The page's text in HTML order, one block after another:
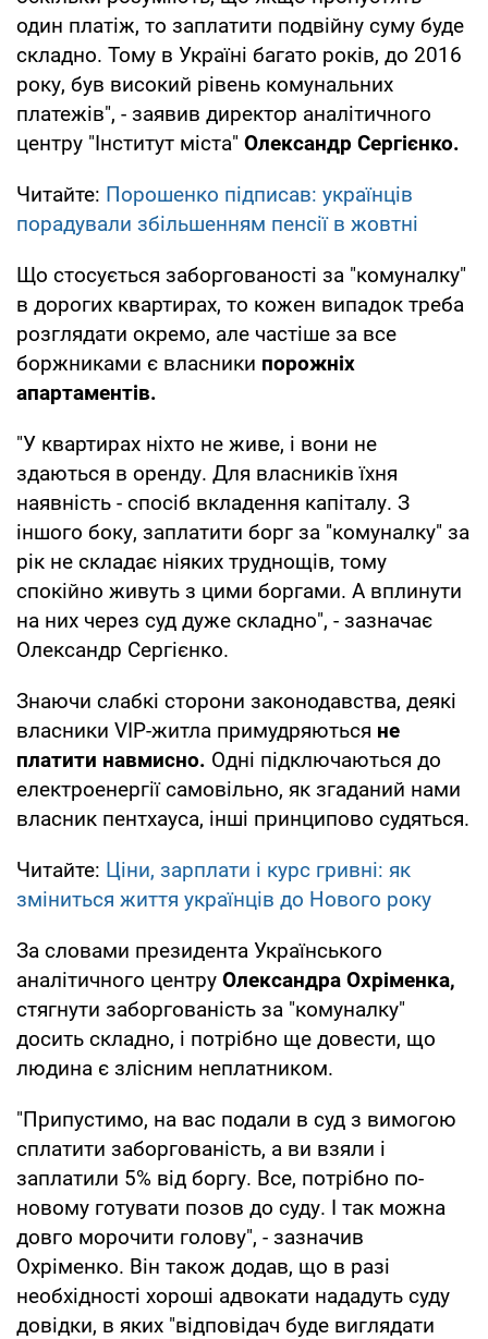
один платіж, то заплатити подвійну суму буде
складно. Тому в Україні багато років, до 2016
року, був високий рівень комунальних
платежів", - заявив директор аналітичного
центру "Інститут міста" Олександр Сергієнко.
Читайте: Порошенко підписав: українців
порадували збільшенням пенсії в жовтні
Що стосується заборгованості за "комуналку"
в дорогих квартирах, то кожен випадок треба
розглядати окремо, але частіше за все
боржниками є власники порожніх
апартаментів.
"У квартирах ніхто не живе, і вони не
здаються в оренду. Для власників їхня
наявність - спосіб вкладення капіталу. З
іншого боку, заплатити борг за "комуналку" за
рік не складає ніяких труднощів, тому
спокійно живуть з цими боргами. А вплинути
на них через суд дуже складно", - зазначає
Олександр Сергієнко.
Знаючи слабкі сторони законодавства, деякі
власники VIP-житла примудряються не
платити навмисно. Одні підключаються до
електроенергії самовільно, як згаданий нами
власник пентхауса, інші принципово судяться.
Читайте: Ціни, зарплати і курс гривні: як
зміниться життя українців до Нового року
За словами президента Українського
аналітичного центру Олександра Охріменка,
стягнути заборгованість за "комуналку"
досить складно, і потрібно ще довести, що
людина є злісним неплатником.
"Припустимо, на вас подали в суд з вимогою
сплатити заборгованість, а ви взяли і
заплатили 5% від боргу. Все, потрібно по-
новому готувати позов до суду. І так можна
довго морочити голову", - зазначив
Охріменко. Він також додав, що в разі
необхідності хороші адвокати нададуть суду
довідки, в яких "відповідач буде виглядати